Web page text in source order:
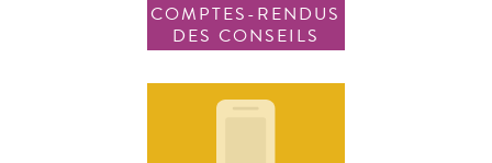
COMPTES-RENDUS
DES CONSEILS